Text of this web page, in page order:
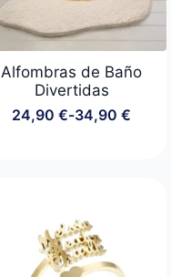
Alfombras de Baño
Divertidas
24,90 €-34,90 €
Rango
34,90 €